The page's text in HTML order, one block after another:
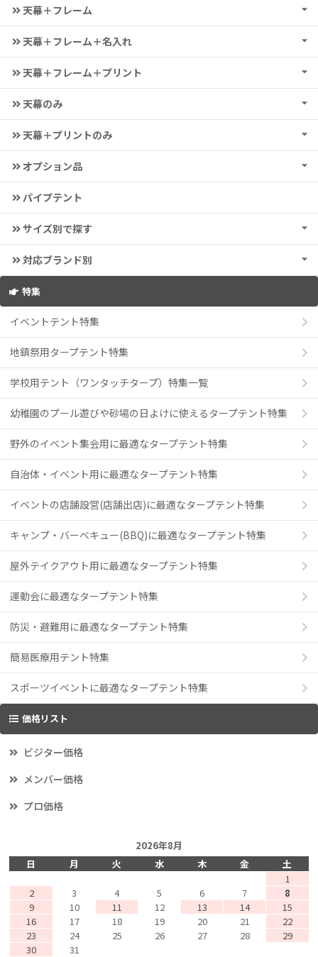
天幕＋フレーム
天幕＋フレーム＋名入れ
天幕＋フレーム＋プリント
天幕のみ
天幕＋プリントのみ
オプション品
パイプテント
サイズ別で探す
対応ブランド別
特集
イベントテント特集
地鎮祭用タープテント特集
学校用テント（ワンタッチタープ）特集一覧
幼稚園のプール遊びや砂場の日よけに使えるタープテント特集
野外のイベント集会用に最適なタープテント特集
自治体・イベント用に最適なタープテント特集
イベントの店舗設営(店舗出店)に最適なタープテント特集
キャンプ・バーべキュー(BBQ)に最適なタープテント特集
屋外テイクアウト用に最適なタープテント特集
運動会に最適なタープテント特集
防災・避難用に最適なタープテント特集
簡易医療用テント特集
スポーツイベントに最適なタープテント特集
価格リスト
ビジター価格
メンバー価格
プロ価格
2026年8月
日
月 火 水 木 金
土
1
2
3 4 5 6 7
8
9
10 11 12 13 14
15
16
17 18 19 20 21
22
23
24 25 26 27 28
29
30
31